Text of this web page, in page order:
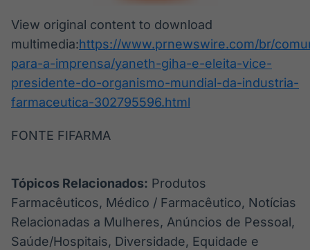
View original content to download
multimedia:https://www.prnewswire.com/br/
para-a-imprensa/yaneth-giha-e-eleita-vice-
presidente-do-organismo-mundial-da-industria-
farmaceutica-302795596.html
FONTE FIFARMA
Tópicos Relacionados: Produtos
Farmacêuticos, Médico / Farmacêutico, Notícias
Relacionadas a Mulheres, Anúncios de Pessoal,
Saúde/Hospitais, Diversidade, Equidade e